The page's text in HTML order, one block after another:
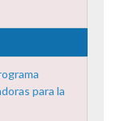
para la